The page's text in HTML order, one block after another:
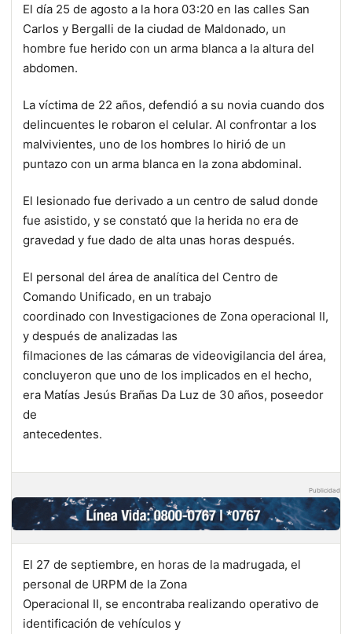
El día 25 de agosto a la hora 03:20 en las calles San
Carlos y Bergalli de la ciudad de Maldonado, un
hombre fue herido con un arma blanca a la altura del
abdomen.
La víctima de 22 años, defendió a su novia cuando dos
delincuentes le robaron el celular. Al confrontar a los
malvivientes, uno de los hombres lo hirió de un
puntazo con un arma blanca en la zona abdominal.
El lesionado fue derivado a un centro de salud donde
fue asistido, y se constató que la herida no era de
gravedad y fue dado de alta unas horas después.
El personal del área de analítica del Centro de
Comando Unificado, en un trabajo
coordinado con Investigaciones de Zona operacional II,
y después de analizadas las
filmaciones de las cámaras de videovigilancia del área,
concluyeron que uno de los implicados en el hecho,
era Matías Jesús Brañas Da Luz de 30 años, poseedor
de
antecedentes.
Publicidad
El 27 de septiembre, en horas de la madrugada, el
personal de URPM de la Zona
Operacional II, se encontraba realizando operativo de
identificación de vehículos y